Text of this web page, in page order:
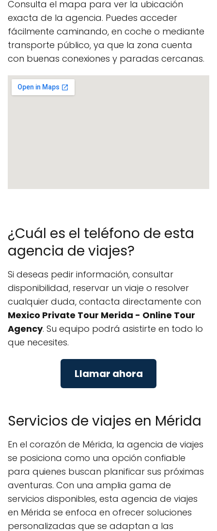
Consulta el mapa para ver la ubicación
exacta de la agencia. Puedes acceder
fácilmente caminando, en coche o mediante
transporte público, ya que la zona cuenta
con buenas conexiones y paradas cercanas.
¿Cuál es el teléfono de esta
agencia de viajes?
Si deseas pedir información, consultar
disponibilidad, reservar un viaje o resolver
cualquier duda, contacta directamente con
Mexico Private Tour Merida - Online Tour
Agency. Su equipo podrá asistirte en todo lo
que necesites.
Llamar ahora
Servicios de viajes en Mérida
En el corazón de Mérida, la agencia de viajes
se posiciona como una opción confiable
para quienes buscan planificar sus próximas
aventuras. Con una amplia gama de
servicios disponibles, esta agencia de viajes
en Mérida se enfoca en ofrecer soluciones
personalizadas que se adaptan a las